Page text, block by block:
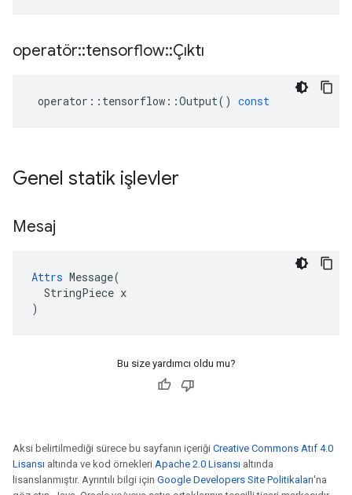
operatör::tensorflow::Çıktı
operator :: tensorflow ::Output() const
Genel statik işlevler
Mesaj
Attrs Message(
  StringPiece x
)
Bu size yardımcı oldu mu?
Aksi belirtilmediği sürece bu sayfanın içeriği Creative Commons Atıf 4.0
Lisansı altında ve kod örnekleri Apache 2.0 Lisansı altında
lisanslanmıştır. Ayrıntılı bilgi için Google Developers Site Politikaları'na